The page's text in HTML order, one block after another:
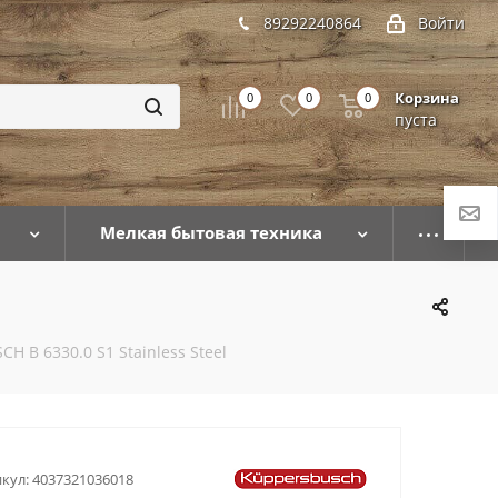
Войти
89292240864
0 0 Корзина
пуста
0
Мелкая бытовая техника
B 6330.0 S1 Stainless Steel
4037321036018